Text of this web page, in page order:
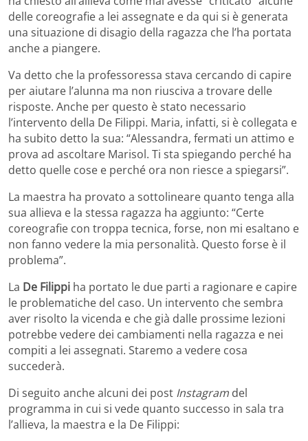
delle coreografie a lei assegnate e da qui si è generata
una situazione di disagio della ragazza che l’ha portata
anche a piangere.
Va detto che la professoressa stava cercando di capire
per aiutare l’alunna ma non riusciva a trovare delle
risposte. Anche per questo è stato necessario
l’intervento della De Filippi. Maria, infatti, si è collegata e
ha subito detto la sua: “Alessandra, fermati un attimo e
prova ad ascoltare Marisol. Ti sta spiegando perché ha
detto quelle cose e perché ora non riesce a spiegarsi”.
La maestra ha provato a sottolineare quanto tenga alla
sua allieva e la stessa ragazza ha aggiunto: “Certe
coreografie con troppa tecnica, forse, non mi esaltano e
non fanno vedere la mia personalità. Questo forse è il
problema”.
La De Filippi ha portato le due parti a ragionare e capire
le problematiche del caso. Un intervento che sembra
aver risolto la vicenda e che già dalle prossime lezioni
potrebbe vedere dei cambiamenti nella ragazza e nei
compiti a lei assegnati. Staremo a vedere cosa
succederà.
Di seguito anche alcuni dei post Instagram del
programma in cui si vede quanto successo in sala tra
l’allieva, la maestra e la De Filippi: